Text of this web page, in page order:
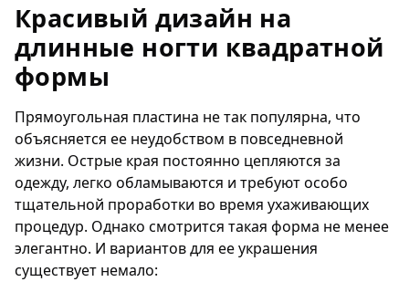
Красивый дизайн на
длинные ногти квадратной
формы
Прямоугольная пластина не так популярна, что
объясняется ее неудобством в повседневной
жизни. Острые края постоянно цепляются за
одежду, легко обламываются и требуют особо
тщательной проработки во время ухаживающих
процедур. Однако смотрится такая форма не менее
элегантно. И вариантов для ее украшения
существует немало: